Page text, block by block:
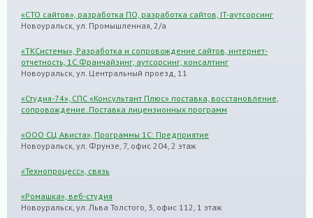
«СТО сайтов», разработка ПО, разработка сайтов, IT-аутсорсинг
Новоуральск, ул. Промышленная, 2/а
«TКСистемы», Разработка и сопровождение сайтов, интернет-
отчетность, 1С.Франчайзинг, аутсорсинг, консалтинг
Новоуральск, ул. Центральный проезд, 11
«Студия-74», СПС «Консультант Плюс» поставка, восстановление,
сопровождение. Поставка лицензионных программ
«ООО СЦ Ависта», Программы 1С: Предприятие
Новоуральск, ул. Фрунзе, 7, офис 204, 2 этаж
«Технопроцесс», связь
«Ромашка», веб-студия
Новоуральск, ул. Льва Толстого, 3, офис 112, 1 этаж